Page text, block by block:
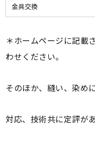
金具交換
＊ホームページに記載
わせください。
そのほか、縫い、染め
対応、技術共に定評があ